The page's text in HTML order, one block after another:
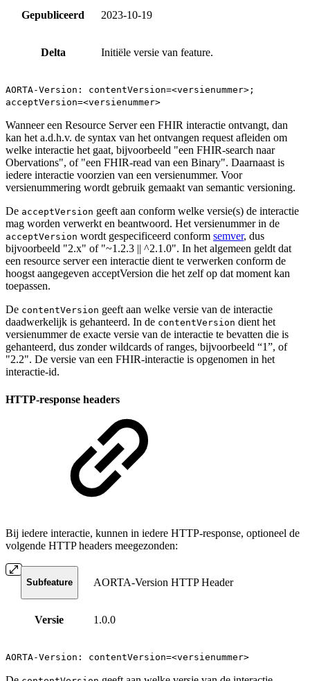
Gepubliceerd 2023-10-19
Delta Initiële versie van feature.
AORTA-Version: contentVersion=<versienummer>;
acceptVersion=<versienummer>
Wanneer een Resource Server een FHIR interactie ontvangt, dan
kan het a.d.h.v. de syntax van het ontvangen request afleiden om
welke interactie het gaat, bijvoorbeeld "een FHIR-search naar
Obervations", of "een FHIR-read van een Binary". Daarnaast is
iedere interactie voorzien van een versienummer. Voor
versienummering wordt gebruik gemaakt van semantic versioning.
De acceptVersion geeft aan conform welke versie(s) de interactie
mag worden verwerkt en beantwoord. Het versienummer in de
acceptVersion wordt gespecificeerd conform semver, dus
bijvoorbeeld "2.x" of "~1.2.3 || ^2.1.0". In het algemeen geldt dat
een resource server een interactie dient te verwerken conform de
hoogst aangegeven acceptVersion die het zelf op dat moment kan
toepassen.
De contentVersion geeft aan welke versie van de interactie
daadwerkelijk is gehanteerd. In de contentVersion dient het
versienummer de exacte versie van de interactie te bevatten die is
gehanteerd, dus zonder wildcards of ranges, bijvoorbeeld “1”, of
"2.2". De versie van een FHIR-interactie is opgenomen in het
interactie-id.
HTTP-response headers
Bij iedere interactie, kunnen in iedere HTTP-response, optioneel de
volgende HTTP headers meegezonden:
Subfeature AORTA-Version HTTP Header
Versie 1.0.0
AORTA-Version: contentVersion=<versienummer>